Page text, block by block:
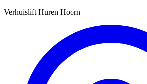
Verhuislift Huren Hoorn